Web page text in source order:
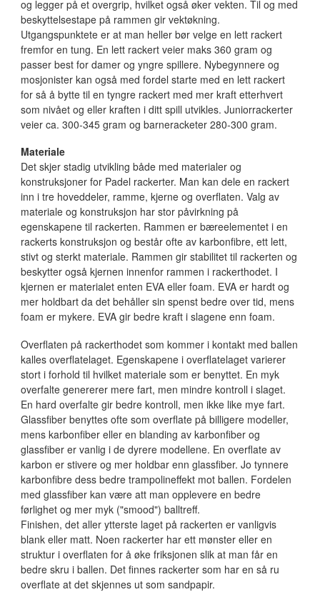
og legger på et overgrip, hvilket også øker vekten. Til og med
beskyttelsestape på rammen gir vektøkning.
Utgangspunktete er at man heller bør velge en lett rackert
fremfor en tung. En lett rackert veier maks 360 gram og
passer best for damer og yngre spillere. Nybegynnere og
mosjonister kan også med fordel starte med en lett rackert
for så å bytte til en tyngre rackert med mer kraft etterhvert
som nivået og eller kraften i ditt spill utvikles. Juniorrackerter
veier ca. 300-345 gram og barneracketer 280-300 gram.
Materiale
Det skjer stadig utvikling både med materialer og
konstruksjoner for Padel rackerter. Man kan dele en rackert
inn i tre hoveddeler, ramme, kjerne og overflaten. Valg av
materiale og konstruksjon har stor påvirkning på
egenskapene til rackerten. Rammen er bæreelementet i en
rackerts konstruksjon og består ofte av karbonfibre, ett lett,
stivt og sterkt materiale. Rammen gir stabilitet til rackerten og
beskytter også kjernen innenfor rammen i rackerthodet. I
kjernen er materialet enten EVA eller foam. EVA er hardt og
mer holdbart da det behåller sin spenst bedre over tid, mens
foam er mykere. EVA gir bedre kraft i slagene enn foam.
Overflaten på rackerthodet som kommer i kontakt med ballen
kalles overflatelaget. Egenskapene i overflatelaget varierer
stort i forhold til hvilket materiale som er benyttet. En myk
overfalte genererer mere fart, men mindre kontroll i slaget.
En hard overfalte gir bedre kontroll, men ikke like mye fart.
Glassfiber benyttes ofte som overflate på billigere modeller,
mens karbonfiber eller en blanding av karbonfiber og
glassfiber er vanlig i de dyrere modellene. En overflate av
karbon er stivere og mer holdbar enn glassfiber. Jo tynnere
karbonfibre dess bedre trampolineffekt mot ballen. Fordelen
med glassfiber kan være att man opplevere en bedre
førlighet og mer myk ("smood") balltreff.
Finishen, det aller ytterste laget på rackerten er vanligvis
blank eller matt. Noen rackerter har ett mønster eller en
struktur i overflaten for å øke friksjonen slik at man får en
bedre skru i ballen. Det finnes rackerter som har en så ru
overflate at det skjennes ut som sandpapir.